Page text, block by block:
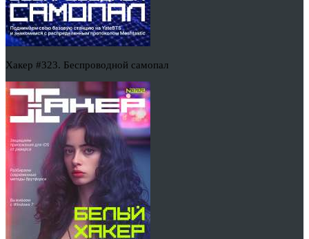
Хакер #323. Беспроводной самопал